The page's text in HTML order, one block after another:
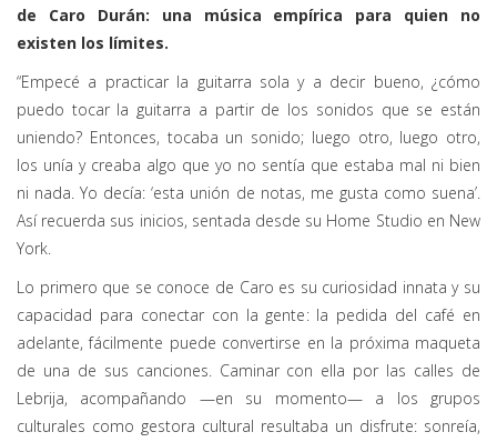
de Caro Durán: una música empírica para quien no
existen los límites.
“Empecé a practicar la guitarra sola y a decir bueno, ¿cómo
puedo tocar la guitarra a partir de los sonidos que se están
uniendo? Entonces, tocaba un sonido; luego otro, luego otro,
los unía y creaba algo que yo no sentía que estaba mal ni bien
ni nada. Yo decía: ‘esta unión de notas, me gusta como suena’.
Así recuerda sus inicios, sentada desde su Home Studio en New
York.
Lo primero que se conoce de Caro es su curiosidad innata y su
capacidad para conectar con la gente: la pedida del café en
adelante, fácilmente puede convertirse en la próxima maqueta
de una de sus canciones. Caminar con ella por las calles de
Lebrija, acompañando —en su momento— a los grupos
culturales como gestora cultural resultaba un disfrute: sonreía,